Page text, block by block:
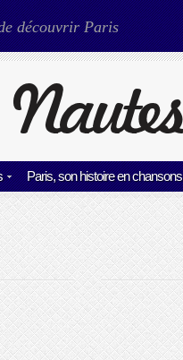
découvrir Paris
Paris, son histoire en chansons